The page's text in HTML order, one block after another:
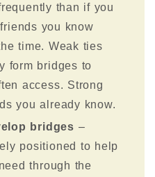
than if you
you know
time. Weak ties
form bridges to
access. Strong
you already know.
bridges –
positioned to help
through the